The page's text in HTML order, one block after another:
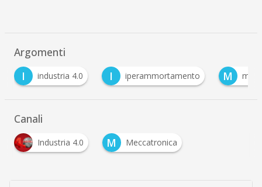
Argomenti
I
iperammortamento M mariotti nuova
Canali
Industria 4.0 M Meccatronica